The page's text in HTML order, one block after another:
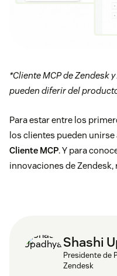
*Cliente MCP de Zendesk
pueden diferir del
Para estar entre los
los clientes pueden unirse
Cliente MCP. Y para
innovaciones de Zendesk,
Shashi
Presidente de
Zendesk